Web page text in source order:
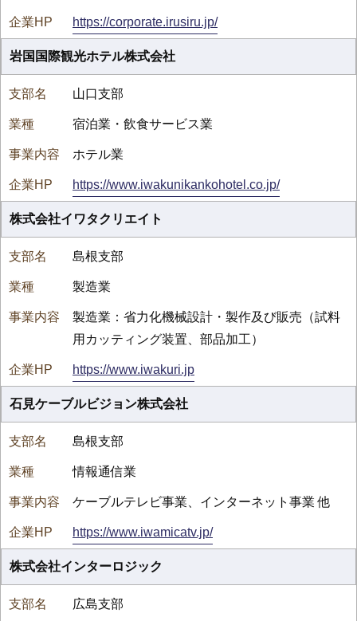
https://corporate.irusiru.jp/
岩国国際観光ホテル株式会社
山口支部
宿泊業・飲食サービス業
ホテル業
https://www.iwakunikankohotel.co.jp/
株式会社イワタクリエイト
島根支部
製造業
製造業：省力化機械設計・製作及び販売（試料
用カッティング装置、部品加工）
https://www.iwakuri.jp
石見ケーブルビジョン株式会社
島根支部
情報通信業
ケーブルテレビ事業、インターネット事業 他
https://www.iwamicatv.jp/
株式会社インターロジック
広島支部